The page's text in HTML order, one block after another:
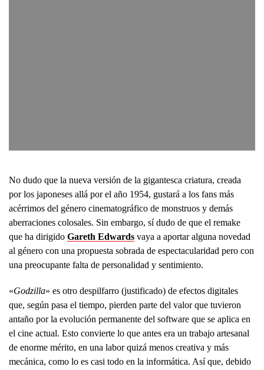
No dudo que la nueva versión de la gigantesca criatura, creada
por los japoneses allá por el año 1954, gustará a los fans más
acérrimos del género cinematográfico de monstruos y demás
aberraciones colosales. Sin embargo, sí dudo de que el remake
que ha dirigido Gareth Edwards vaya a aportar alguna novedad
al género con una propuesta sobrada de espectacularidad pero con
una preocupante falta de personalidad y sentimiento.
«Godzilla» es otro despilfarro (justificado) de efectos digitales
que, según pasa el tiempo, pierden parte del valor que tuvieron
antaño por la evolución permanente del software que se aplica en
el cine actual. Esto convierte lo que antes era un trabajo artesanal
de enorme mérito, en una labor quizá menos creativa y más
mecánica, como lo es casi todo en la informática. Así que, debido